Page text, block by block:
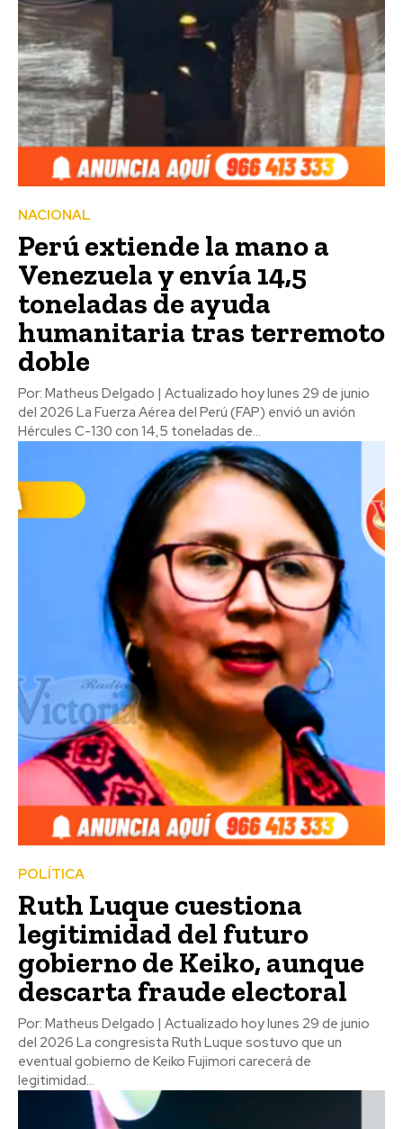
NACIONAL
Perú extiende la mano a
Venezuela y envía 14,5
toneladas de ayuda
humanitaria tras terremoto
doble
Por: Matheus Delgado | Actualizado hoy lunes 29 de junio
del 2026 La Fuerza Aérea del Perú (FAP) envió un avión
Hércules C-130 con 14,5 toneladas de...
POLÍTICA
Ruth Luque cuestiona
legitimidad del futuro
gobierno de Keiko, aunque
descarta fraude electoral
Por: Matheus Delgado | Actualizado hoy lunes 29 de junio
del 2026 La congresista Ruth Luque sostuvo que un
eventual gobierno de Keiko Fujimori carecerá de
legitimidad...